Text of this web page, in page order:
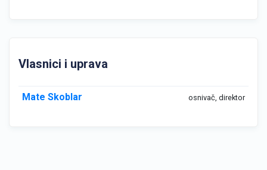
Vlasnici i uprava
Mate Skoblar osnivač, direktor